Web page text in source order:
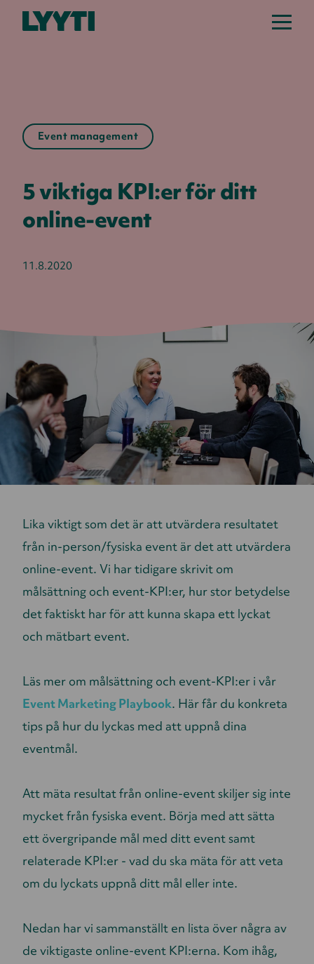
Event management
5 viktiga KPI:er för ditt
online-event
11.8.2020
Lika viktigt som det är att utvärdera resultatet
från in-person/fysiska event är det att utvärdera
online-event. Vi har tidigare skrivit om
målsättning och event-KPI:er, hur stor betydelse
det faktiskt har för att kunna skapa ett lyckat
och mätbart event.
Läs mer om målsättning och event-KPI:er i vår
Event Marketing Playbook. Här får du konkreta
tips på hur du lyckas med att uppnå dina
eventmål.
Att mäta resultat från online-event skiljer sig inte
mycket från fysiska event. Börja med att sätta
ett övergripande mål med ditt event samt
relaterade KPI:er - vad du ska mäta för att veta
om du lyckats uppnå ditt mål eller inte.
Nedan har vi sammanställt en lista över några av
de viktigaste online-event KPI:erna. Kom ihåg,